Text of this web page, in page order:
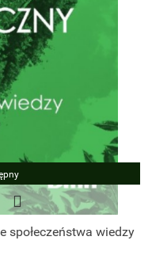
społeczeństwa wiedzy